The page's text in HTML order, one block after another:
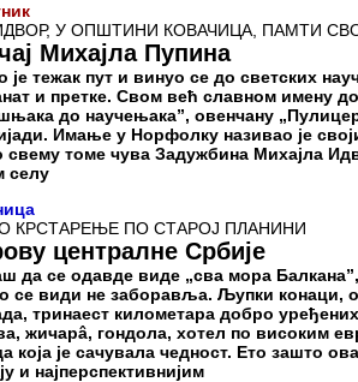
У ОПШТИНИ КОВАЧИЦА, ПАМТИ
Михајла Пупина
је тежак пут и винуо се до светских
и претке. Свом већ славном имену
до научењака”, овенчану
Имање у Норфолку називао је
свему томе чува Задужбина Михајла
селу
КРСТАРЕЊЕ ПО СТАРОЈ ПЛАНИНИ
централне Србије
да се одавде виде „сва мора
се види не заборавља. Љупки конаци,
тринаест километара добро
жичарâ, гондола, хотел по високим
која је сачувала чедност. Ето зашто
и најперспективнијим